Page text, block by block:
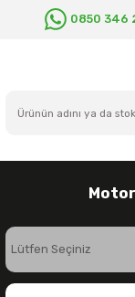
0850 346